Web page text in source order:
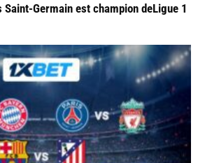
Germain est champion deLigue 1